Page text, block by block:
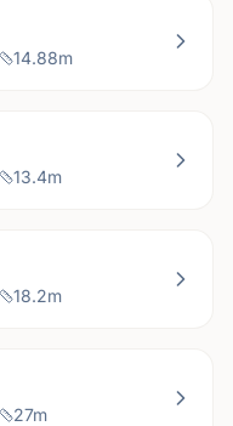
14.88m
13.4m
18.2m
27m